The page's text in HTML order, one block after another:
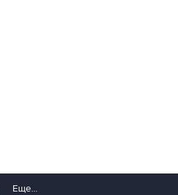
Еще...